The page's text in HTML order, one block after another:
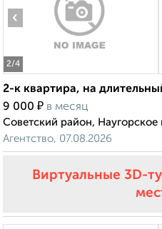
2/4
‹
2-к квартира, на
9 000 ₽ в месяц
Советский район, Наугорское
Агентство, 07.08.2026
Виртуальные 3D-